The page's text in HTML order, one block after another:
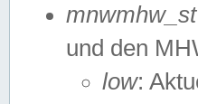
mnwmhw_st
und den
low: